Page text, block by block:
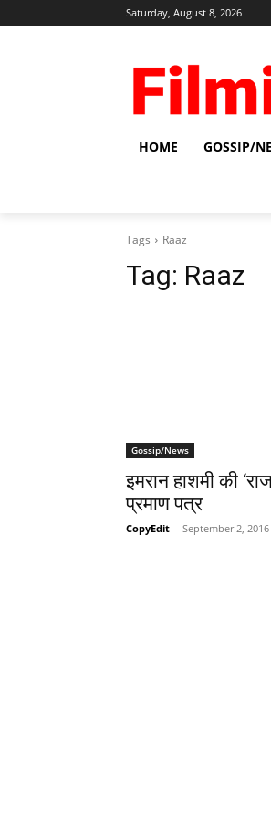
Saturday, August 8, 2026
HOME GOSSIP/
Tags Raaz
Tag: Raaz
Gossip/News
इमरान हाशमी की
प्रमाण पत्र
CopyEdit - September 2, 2016